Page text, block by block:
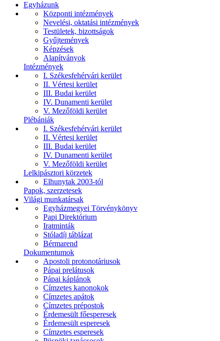
Egyházunk
Központi intézmények
Nevelési, oktatási intézmények
Testületek, bizottságok
Gyűjtemények
Képzések
Alapítványok
Intézmények
I. Székesfehérvári kerület
II. Vértesi kerület
III. Budai kerület
IV. Dunamenti kerület
V. Mezőföldi kerület
Plébániák
I. Székesfehérvári kerület
II. Vértesi kerület
III. Budai kerület
IV. Dunamenti kerület
V. Mezőföldi kerület
Lelkipásztori körzetek
Elhunytak 2003-tól
Papok, szerzetesek
Világi munkatársak
Egyházmegyei Törvénykönyv
Papi Direktórium
Iratminták
Stóladíj táblázat
Bérmarend
Dokumentumok
Apostoli protonotáriusok
Pápai prelátusok
Pápai káplánok
Címzetes kanonokok
Címzetes apátok
Címzetes prépostok
Érdemesült főesperesek
Érdemesült esperesek
Címzetes esperesek